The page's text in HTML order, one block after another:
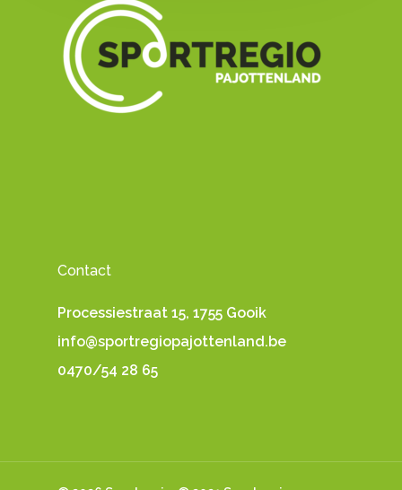
Contact
Processiestraat 15, 1755 Gooik
info@sportregiopajottenland.be
0470/54 28 65